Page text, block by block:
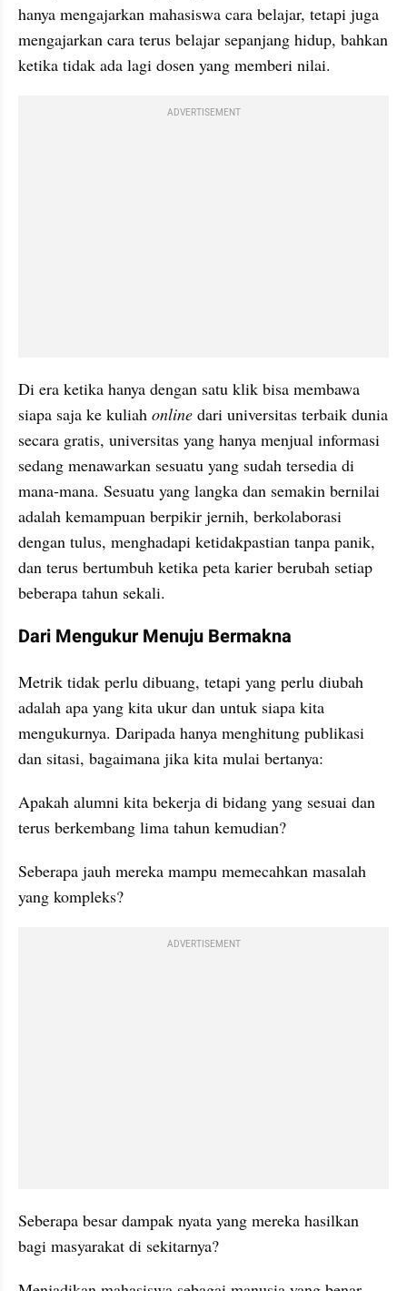
hanya mengajarkan mahasiswa cara belajar, tetapi juga
mengajarkan cara terus belajar sepanjang hidup, bahkan
ketika tidak ada lagi dosen yang memberi nilai.
ADVERTISEMENT
Di era ketika hanya dengan satu klik bisa membawa
siapa saja ke kuliah online dari universitas terbaik dunia
secara gratis, universitas yang hanya menjual informasi
sedang menawarkan sesuatu yang sudah tersedia di
mana-mana. Sesuatu yang langka dan semakin bernilai
adalah kemampuan berpikir jernih, berkolaborasi
dengan tulus, menghadapi ketidakpastian tanpa panik,
dan terus bertumbuh ketika peta karier berubah setiap
beberapa tahun sekali.
Dari Mengukur Menuju Bermakna
Metrik tidak perlu dibuang, tetapi yang perlu diubah
adalah apa yang kita ukur dan untuk siapa kita
mengukurnya. Daripada hanya menghitung publikasi
dan sitasi, bagaimana jika kita mulai bertanya:
Apakah alumni kita bekerja di bidang yang sesuai dan
terus berkembang lima tahun kemudian?
Seberapa jauh mereka mampu memecahkan masalah
yang kompleks?
ADVERTISEMENT
Seberapa besar dampak nyata yang mereka hasilkan
bagi masyarakat di sekitarnya?